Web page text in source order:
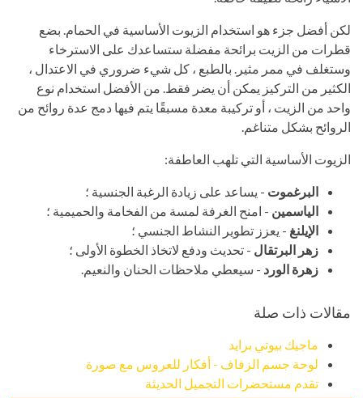
لكن أفضل جزء هو استخدام الزيوت الأساسية في الحمام. بضع
قطرات من الزيت برائحة مفضلة ستساعدك على الاسترخاء
وستغلف في ممر مثير. بالطبع ، كل شيء ضروري في الاعتدال ،
الكثير من التركيز يمكن أن يضر فقط. من الأفضل استخدام نوع
واحد من الزيت ، أو تركيبة معدة مسبقًا يتم فيها دمج عدة روائح من
الروائح بشكل متناغم.
الزيوت الأساسية التي تلهب العاطفة:
البرغموت - يساعد على زيادة الرغبة الجنسية ؛
الياسمين - امنح الغرفة لمسة من الفخامة والحميمية ؛
الإيلنغ - يعزز تطوير النشاط الجنسي ؛
زهر البرتقال - تحديث ودفع لاتخاذ الخطوة الأولى ؛
زهرة الورد - سيعطي ملاحظات الحنان والنعيم.
مقالات ذات صلة
ماجيك بيوتي برايد
لوحة جسم الزفاف - أفكار للعروس مع صورة
تقدم مستحضرات التجميل الحديثة